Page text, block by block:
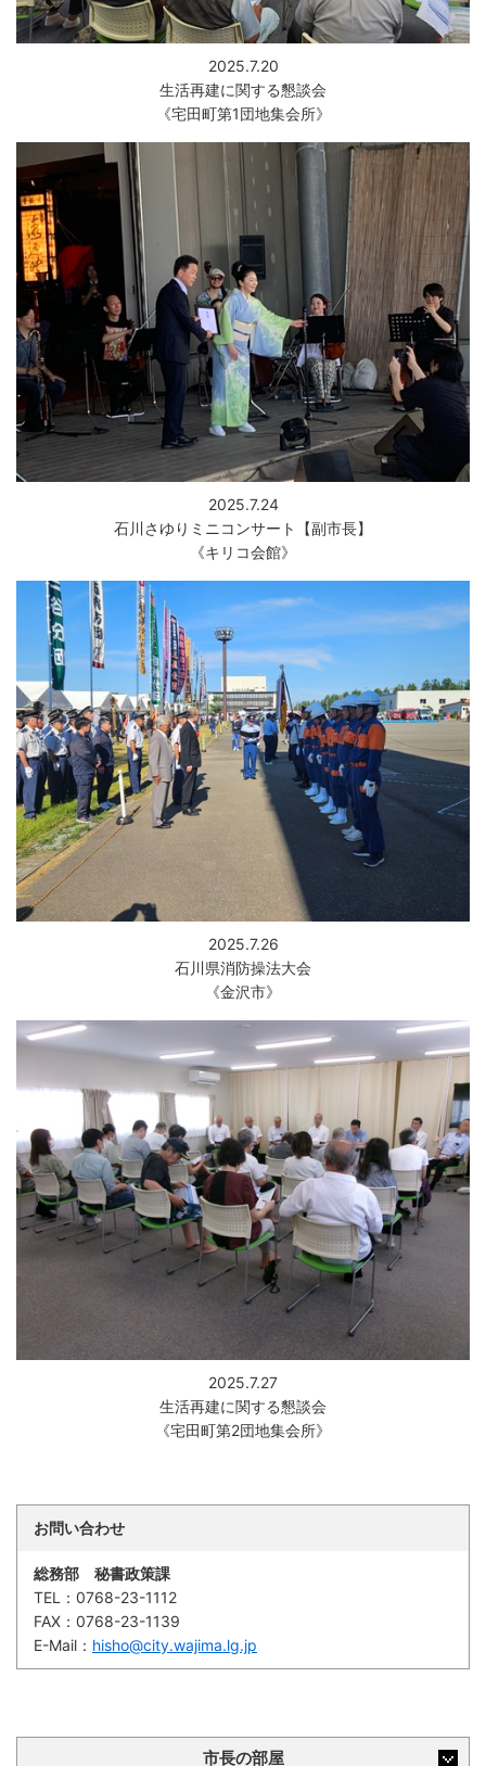
2025.7.20
生活再建に関する懇談会
《宅田町第1団地集会所》
2025.7.24
石川さゆりミニコンサート【副市長】
《キリコ会館》
2025.7.26
石川県消防操法大会
《金沢市》
2025.7.27
生活再建に関する懇談会
《宅田町第2団地集会所》
お問い合わせ
総務部 秘書政策課
TEL： 0768-23-1112
FAX： 0768-23-1139
E-Mail： hisho@city.wajima.lg.jp
市長の部屋